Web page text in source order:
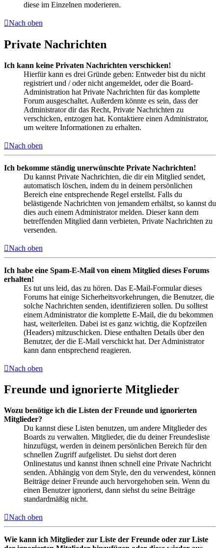
diese im Einzelnen moderieren.
Nach oben
Private Nachrichten
Ich kann keine Privaten Nachrichten verschicken!
Hierfür kann es drei Gründe geben: Entweder bist du nicht
registriert und / oder nicht angemeldet, oder die Board-
Administration hat Private Nachrichten für das komplette
Forum ausgeschaltet. Außerdem könnte es sein, dass der
Administrator dir das Recht, Private Nachrichten zu
verschicken, entzogen hat. Kontaktiere einen Administrator,
um weitere Informationen zu erhalten.
Nach oben
Ich bekomme ständig unerwünschte Private Nachrichten!
Du kannst Private Nachrichten, die dir ein Mitglied sendet,
automatisch löschen, indem du in deinem persönlichen
Bereich eine entsprechende Regel erstellst. Falls du
belästigende Nachrichten von jemandem erhältst, so kannst du
dies auch einem Administrator melden. Dieser kann dem
betreffenden Mitglied dann verbieten, Private Nachrichten zu
versenden.
Nach oben
Ich habe eine Spam-E-Mail von einem Mitglied dieses Forums
erhalten!
Es tut uns leid, das zu hören. Das E-Mail-Formular dieses
Forums hat einige Sicherheitsvorkehrungen, die Benutzer, die
solche Nachrichten senden, identifizieren sollen. Du solltest
einem Administrator die komplette E-Mail, die du bekommen
hast, weiterleiten. Dabei ist es ganz wichtig, die Kopfzeilen
(Headers) mitzuschicken. Diese enthalten Details über den
Benutzer, der die E-Mail verschickt hat. Der Administrator
kann dann entsprechend reagieren.
Nach oben
Freunde und ignorierte Mitglieder
Wozu benötige ich die Listen der Freunde und ignorierten
Mitglieder?
Du kannst diese Listen benutzen, um andere Mitglieder des
Boards zu verwalten. Mitglieder, die du deiner Freundesliste
hinzufügst, werden in deinem persönlichen Bereich für den
schnellen Zugriff aufgelistet. Du siehst dort deren
Onlinestatus und kannst ihnen schnell eine Private Nachricht
senden. Abhängig von dem Style, den du verwendest, können
Beiträge deiner Freunde auch hervorgehoben sein. Wenn du
einen Benutzer ignorierst, dann siehst du seine Beiträge
standardmäßig nicht.
Nach oben
Wie kann ich Mitglieder zur Liste der Freunde oder zur Liste